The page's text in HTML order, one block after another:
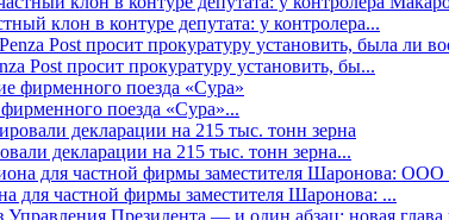
клон в контуре депутата: у контролера...
Post просит прокуратуру установить, бы...
поезда «Сура»...
декларации на 215 тыс. тонн зерна...
для частной фирмы заместителя Шаронова: ...